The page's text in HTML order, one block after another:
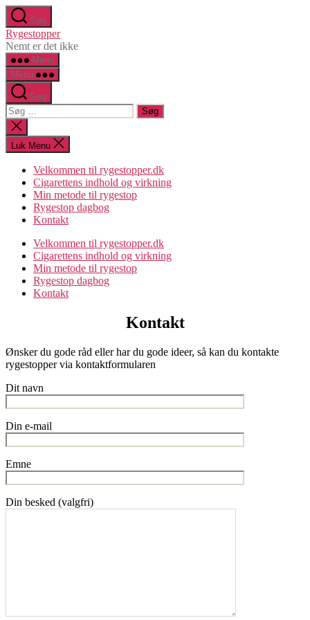
Spring
til
indholdet
Søg
Rygestopper
Nemt er det ikke
Menu
Menu
Søg
Søg
efter:
Luk
søgning
Luk Menu
Velkommen til rygestopper.dk
Cigarettens indhold og virkning
Min metode til rygestop
Rygestop dagbog
Kontakt
Velkommen til rygestopper.dk
Cigarettens indhold og virkning
Min metode til rygestop
Rygestop dagbog
Kontakt
Kontakt
Ønsker du gode råd eller har du gode ideer, så kan du kontakte
rygestopper via kontaktformularen
Dit navn
Din e-mail
Emne
Din besked (valgfri)